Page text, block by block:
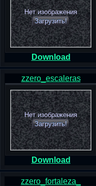
Нет изображения
Загрузить!
Download
zzero_escaleras
Нет изображения
Загрузить!
Download
zzero_fortaleza_